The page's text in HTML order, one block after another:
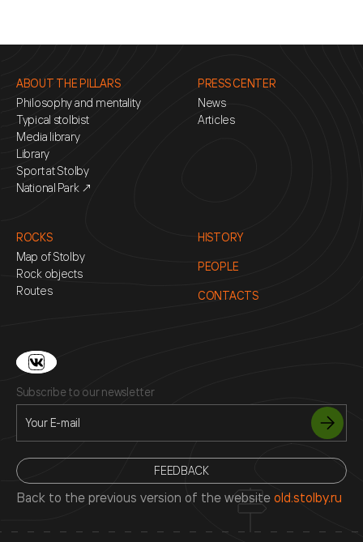
ABOUT THE PILLARS
Philosophy and mentality
Typical stolbist
Media library
Library
Sport at Stolby
National Park ↗
PRESS CENTER
News
Articles
ROCKS
Map of Stolby
Rock objects
Routes
HISTORY
PEOPLE
CONTACTS
Subscribe to our newsletter
FEEDBACK
Back to the previous version of the website old.stolby.ru